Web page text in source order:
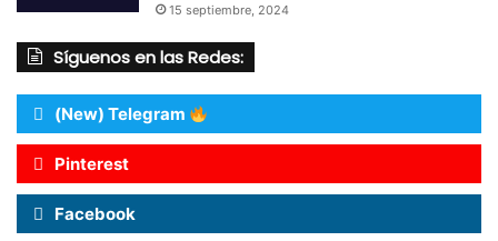
15 septiembre, 2024
Síguenos en las Redes:
(New) Telegram
Pinterest
Facebook